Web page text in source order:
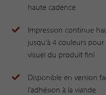
haute cadence
Impression continue
jusqu’à 4 couleurs
visuel du produit fini
Disponible en version
l’adhésion à la viande